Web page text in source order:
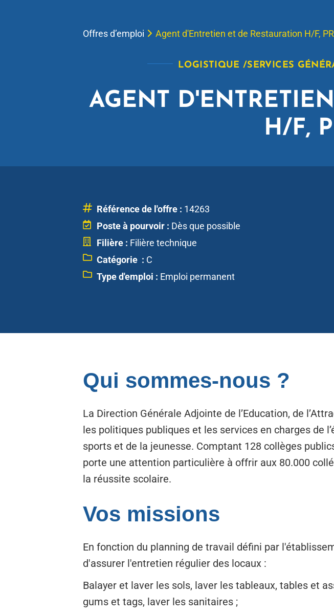
Offres d’emploi Agent d'Entretien et de Restauration H/F,
AGENT
H/F,
LOGISTIQUE /SERVICES
Référence de l'offre : 14263
Poste à pourvoir : Dès que possible
Filière : Filière technique
Catégorie : C
Type d'emploi : Emploi permanent
Qui sommes-nous ?
La Direction Générale Adjointe de l’Education, de
les politiques publiques et les services en charges de
sports et de la jeunesse. Comptant 128 collèges
porte une attention particulière à offrir aux 80.000
la réussite scolaire.
Vos missions
En fonction du planning de travail défini par
d'assurer l'entretien régulier des locaux :
Balayer et laver les sols, laver les tableaux, tables et
gums et tags, laver les sanitaires ;